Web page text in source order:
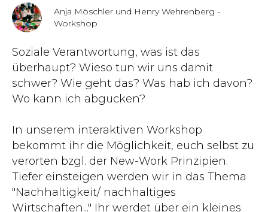
Anja Möschler und Henry Wehrenberg -
Workshop
Soziale Verantwortung, was ist das
überhaupt? Wieso tun wir uns damit
schwer? Wie geht das? Was hab ich davon?
Wo kann ich abgucken?
In unserem interaktiven Workshop
bekommt ihr die Möglichkeit, euch selbst zu
verorten bzgl. der New-Work Prinzipien.
Tiefer einsteigen werden wir in das Thema
"Nachhaltigkeit/ nachhaltiges
Wirtschaften..." Ihr werdet über ein kleines